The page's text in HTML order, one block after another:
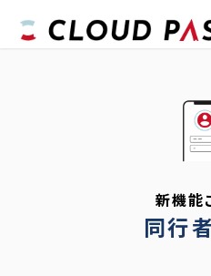
新機能
同行